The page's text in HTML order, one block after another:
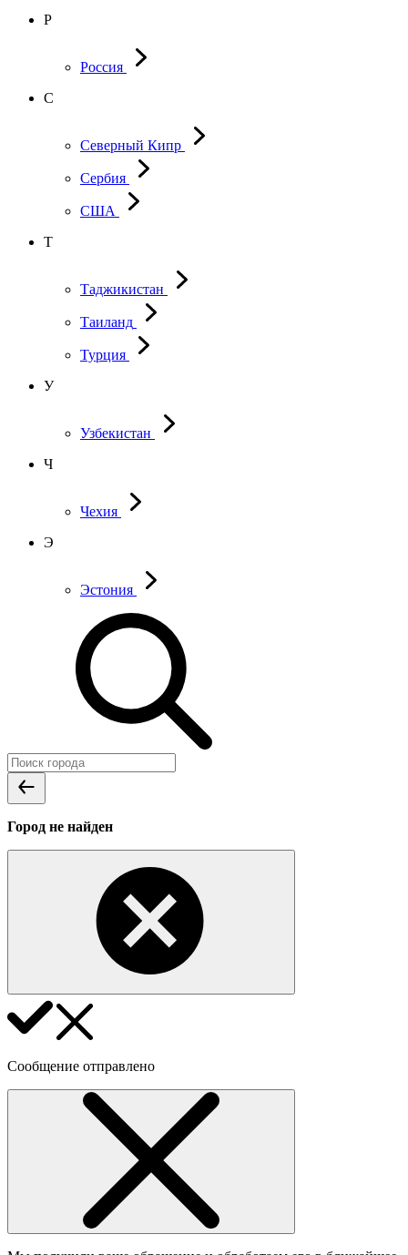
Р
Россия
С
Северный Кипр
Сербия
США
Т
Таджикистан
Таиланд
Турция
У
Узбекистан
Ч
Чехия
Э
Эстония
Город не найден
Сообщение отправлено